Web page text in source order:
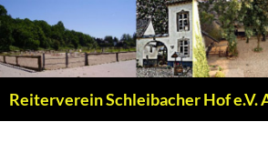
Zum
Inhalt
springen